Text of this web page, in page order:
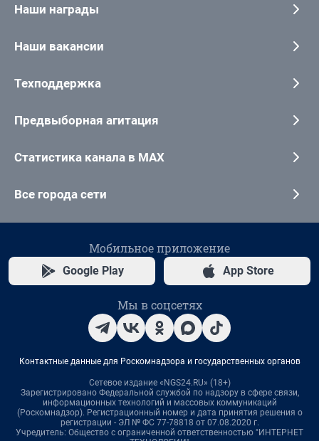
Наши награды
Наши вакансии
Техподдержка
Предвыборная агитация
Статистика канала в MAX
Все города сети
Мобильное приложение
Google Play App Store
Мы в соцсетях
Контактные данные для Роскомнадзора и государственных органов
Сетевое издание «NGS24.RU» (18+)
Зарегистрировано Федеральной службой по надзору в сфере связи,
информационных технологий и массовых коммуникаций
(Роскомнадзор). Регистрационный номер и дата принятия решения о
регистрации - ЭЛ № ФС 77-78818 от 07.08.2020 г.
Учредитель: Общество с ограниченной ответственностью "ИНТЕРНЕТ